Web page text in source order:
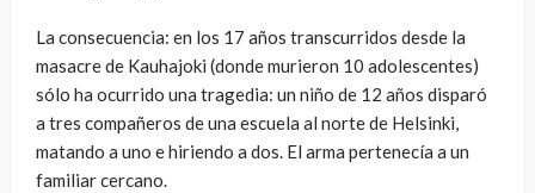
La consecuencia: en los 17 años transcurridos desde la
masacre de Kauhajoki (donde murieron 10 adolescentes)
sólo ha ocurrido una tragedia: un niño de 12 años disparó
a tres compañeros de una escuela al norte de Helsinki,
matando a uno e hiriendo a dos. El arma pertenecía a un
familiar cercano.